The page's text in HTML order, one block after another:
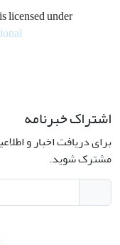
is licensed under
اشتراک خبرنامه
برای دریافت اخبار و
مشترک شوید.